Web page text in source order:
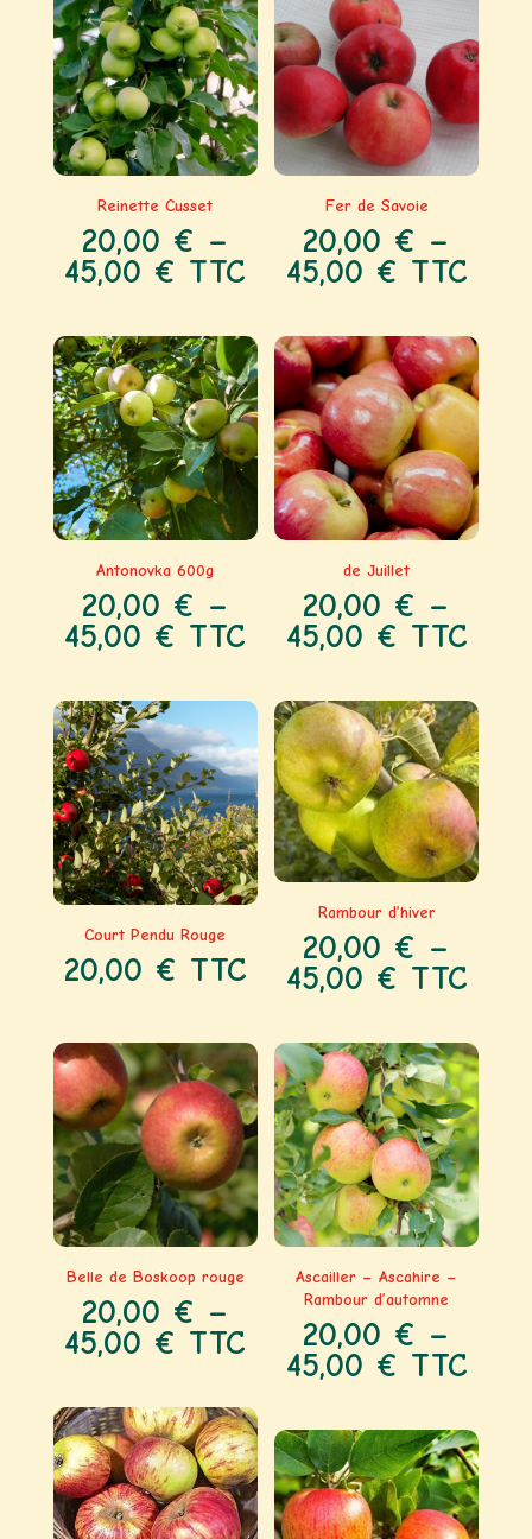
Reinette Cusset
20,00 € –
45,00 € TTC
Fer de Savoie
20,00 € –
45,00 € TTC
Antonovka 600g
20,00 € –
45,00 € TTC
de Juillet
20,00 € –
45,00 € TTC
Court Pendu Rouge
20,00 € TTC
Rambour d’hiver
20,00 € –
45,00 € TTC
Belle de Boskoop rouge
20,00 € –
45,00 € TTC
Ascailler – Ascahire –
Rambour d’automne
20,00 € –
45,00 € TTC